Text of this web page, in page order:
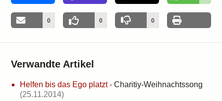
0 0 0
Verwandte Artikel
Helfen bis das Ego platzt- Charitiy-Weihnachtssong
(25.11.2014)